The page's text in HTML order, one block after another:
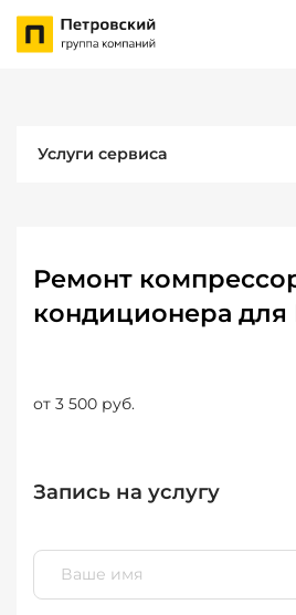
Услуги сервиса
Ремонт
кондиционера для
от 3 500 руб.
Запись на услугу